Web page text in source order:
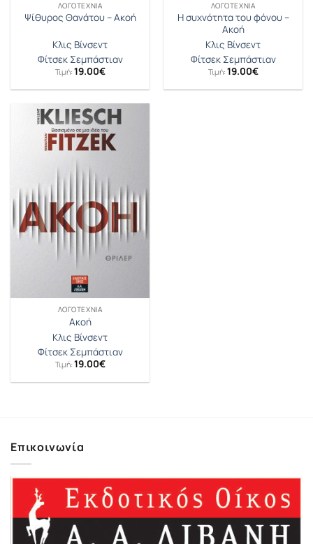
ΛΟΓΟΤΕΧΝΊΑ
Ψίθυρος Θανάτου – Ακοή
Κλις Βίνσεντ
Φίτσεκ Σεμπάστιαν
Τιμή: 19.00€
ΛΟΓΟΤΕΧΝΊΑ
Η συχνότητα του φόνου –
Ακοή
Κλις Βίνσεντ
Φίτσεκ Σεμπάστιαν
Τιμή: 19.00€
ΛΟΓΟΤΕΧΝΊΑ
Ακοή
Κλις Βίνσεντ
Φίτσεκ Σεμπάστιαν
Τιμή: 19.00€
Επικοινωνία